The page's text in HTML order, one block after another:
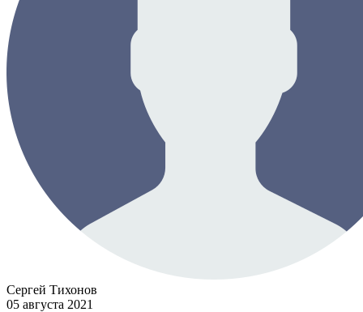
Сергей Тихонов
05 августа 2021